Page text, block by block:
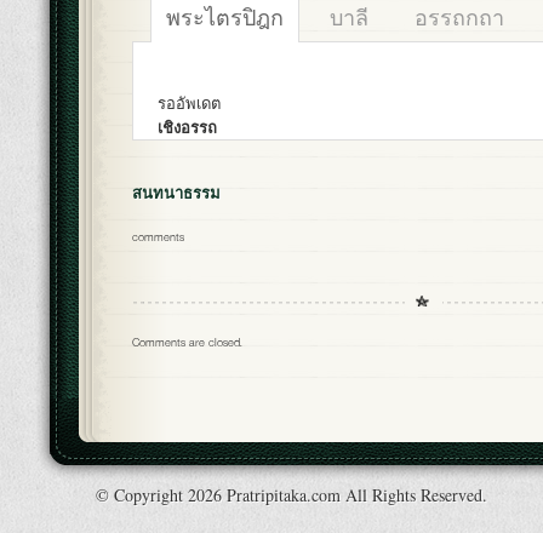
พระไตรปิฎก บาลี อรรถกถา
รออัพเดต
เชิงอรรถ
สนทนาธรรม
comments
Comments are closed.
© Copyright 2026 Pratripitaka.com All Rights Reserved.